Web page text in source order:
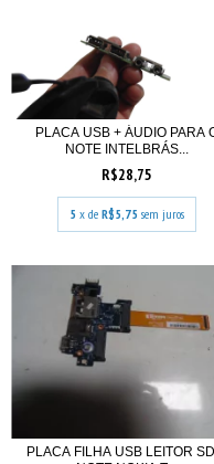
PLACA USB + ÁUDIO PARA
NOTE INTELBRÁS...
R$28,75
5 x de R$5,75 sem juros
PLACA FILHA USB LEITOR